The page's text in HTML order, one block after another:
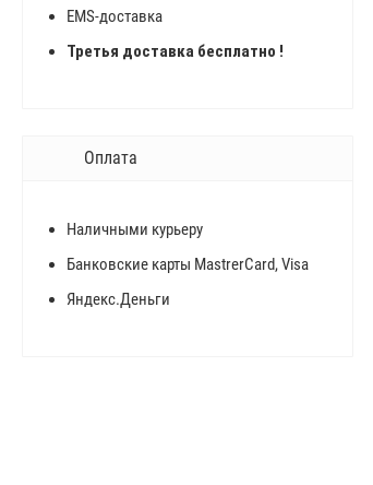
EMS-доставка
Третья доставка бесплатно !
Оплата
Наличными курьеру
Банковские карты MastrerCard, Visa
Яндекс.Деньги